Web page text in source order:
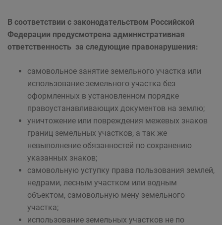
В соответствии с законодательством Российской
Федерации предусмотрена административная
ответственность за следующие правонарушения:
самовольное занятие земельного участка или
использование земельного участка без
оформленных в установленном порядке
правоустанавливающих документов на землю;
уничтожение или повреждения межевых знаков
границ земельных участков, а так же
невыполнение обязанностей по сохранению
указанных знаков;
самовольную уступку права пользования землей,
недрами, лесным участком или водным
объектом, самовольную мену земельного
участка;
использование земельных участков не по